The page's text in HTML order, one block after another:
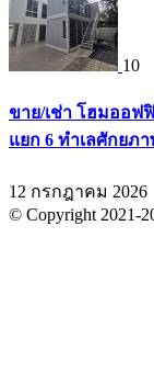
10
ขาย/เช่า โฮมออฟ
แยก 6 ทำเลศักยภา
12 กรกฎาคม 2026
© Copyright 2021-